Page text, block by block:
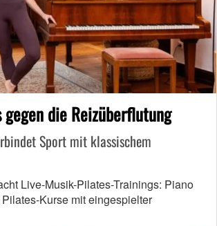
die Reizüberflutung
Sport mit klassischem
Live-Musik-Pilates-Trainings: Piano
Kurse mit eingespielter